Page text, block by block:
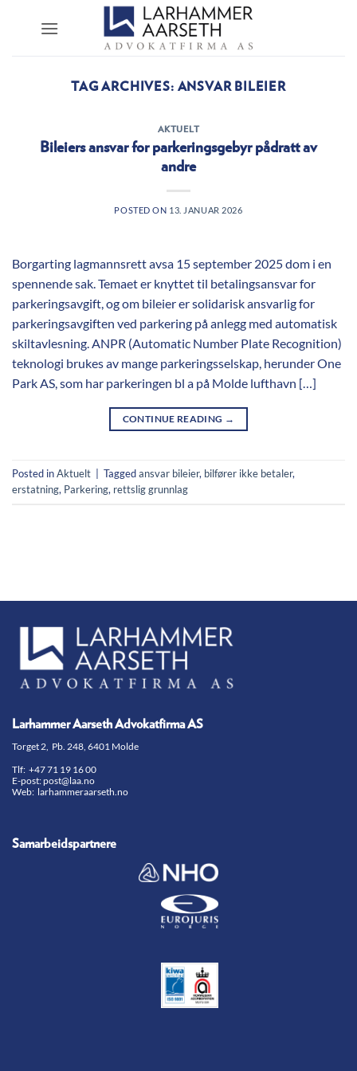
TAG ARCHIVES: ANSVAR BILEIER
AKTUELT
Bileiers ansvar for parkeringsgebyr pådratt av
andre
POSTED ON 13. JANUAR 2026
Borgarting lagmannsrett avsa 15 september 2025 dom i en
spennende sak. Temaet er knyttet til betalingsansvar for
parkeringsavgift, og om bileier er solidarisk ansvarlig for
parkeringsavgiften ved parkering på anlegg med automatisk
skiltavlesning. ANPR (Automatic Number Plate Recognition)
teknologi brukes av mange parkeringsselskap, herunder One
Park AS, som har parkeringen bl a på Molde lufthavn […]
CONTINUE READING →
Posted inAktuelt Taggedansvar bileier, bilfører ikke betaler,
erstatning, Parkering, rettslig grunnlag
Larhammer Aarseth Advokatfirma AS
Torget 2, Pb. 248, 6401 Molde
Tlf: +47 71 19 16 00
E-post:post@laa.no
Web: larhammeraarseth.no
Samarbeidspartnere